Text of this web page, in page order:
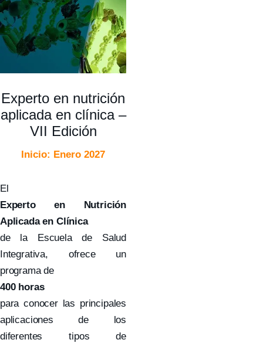
Experto en nutrición
aplicada en clínica –
VII Edición
Inicio: Enero 2027
El
Experto en Nutrición
Aplicada en Clínica
de la Escuela de Salud
Integrativa, ofrece un
programa de
400 horas
para conocer las principales
aplicaciones de los
diferentes tipos de